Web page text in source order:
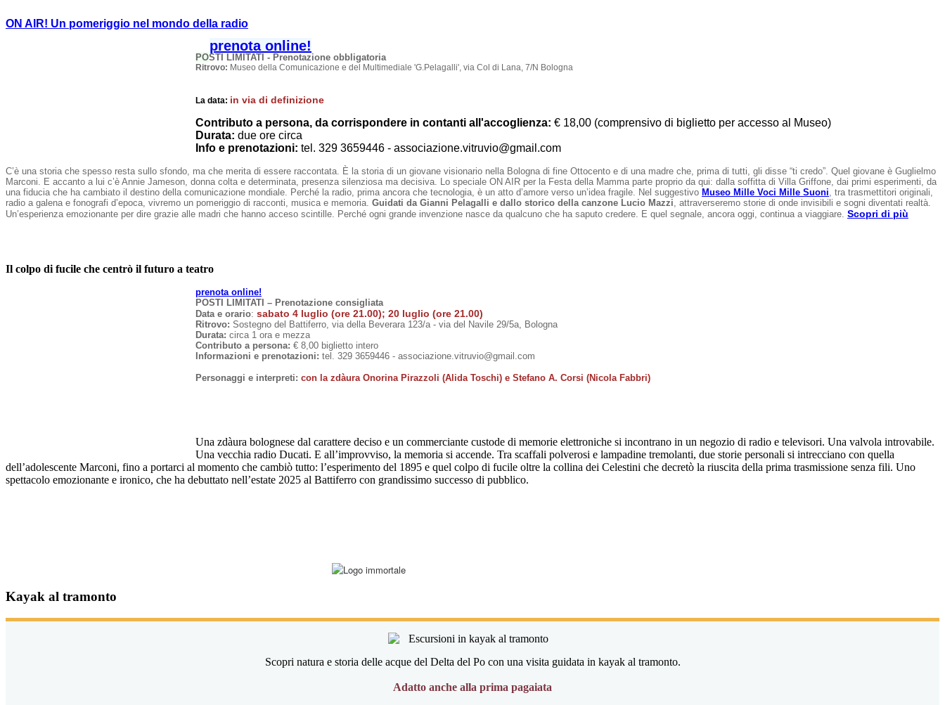
ON AIR! Un pomeriggio nel mondo della radio
prenota online!
POSTI LIMITATI - Prenotazione obbligatoria
Ritrovo: Museo della Comunicazione e del Multimediale 'G.Pelagalli', via Col di Lana, 7/N Bologna
La data: in via di definizione
Contributo a persona, da corrispondere in contanti all'accoglienza: € 18,00 (comprensivo di biglietto per accesso al Museo)
Durata: due ore circa
Info e prenotazioni: tel. 329 3659446 - associazione.vitruvio@gmail.com
C’è una storia che spesso resta sullo sfondo, ma che merita di essere raccontata. È la storia di un giovane visionario nella Bologna di fine Ottocento e di una madre che, prima di tutti, gli disse “ti credo”. Quel giovane è Guglielmo
Marconi. E accanto a lui c’è Annie Jameson, donna colta e determinata, presenza silenziosa ma decisiva. Lo speciale ON AIR per la Festa della Mamma parte proprio da qui: dalla soffitta di Villa Griffone, dai primi esperimenti, da
una fiducia che ha cambiato il destino della comunicazione mondiale. Perché la radio, prima ancora che tecnologia, è un atto d’amore verso un’idea fragile. Nel suggestivo Museo Mille Voci Mille Suoni , tra trasmettitori originali,
radio a galena e fonografi d’epoca, vivremo un pomeriggio di racconti, musica e memoria. Guidati da Gianni Pelagalli e dallo storico della canzone Lucio Mazzi , attraverseremo storie di onde invisibili e sogni diventati realtà.
Un’esperienza emozionante per dire grazie alle madri che hanno acceso scintille. Perché ogni grande invenzione nasce da qualcuno che ha saputo credere. E quel segnale, ancora oggi, continua a viaggiare. Scopri di più
Il colpo di fucile che centrò il futuro a teatro
prenota online!
POSTI LIMITATI – Prenotazione consigliata
Data e orario: sabato 4 luglio (ore 21.00); 20 luglio (ore 21.00)
Ritrovo: Sostegno del Battiferro, via della Beverara 123/a - via del Navile 29/5a, Bologna
Durata: circa 1 ora e mezza
Contributo a persona: € 8,00 biglietto intero
Informazioni e prenotazioni: tel. 329 3659446 - associazione.vitruvio@gmail.com
Personaggi e interpreti: con la zdàura Onorina Pirazzoli (Alida Toschi) e Stefano A. Corsi (Nicola Fabbri)
Una zdàura bolognese dal carattere deciso e un commerciante custode di memorie elettroniche si incontrano in un negozio di radio e televisori. Una valvola introvabile.
Una vecchia radio Ducati. E all’improvviso, la memoria si accende. Tra scaffali polverosi e lampadine tremolanti, due storie personali si intrecciano con quella
dell’adolescente Marconi, fino a portarci al momento che cambiò tutto: l’esperimento del 1895 e quel colpo di fucile oltre la collina dei Celestini che decretò la riuscita della prima trasmissione senza fili. Uno
spettacolo emozionante e ironico, che ha debuttato nell’estate 2025 al Battiferro con grandissimo successo di pubblico.
Kayak al tramonto
Scopri natura e storia delle acque del Delta del Po con una visita guidata in kayak al tramonto.
Adatto anche alla prima pagaiata